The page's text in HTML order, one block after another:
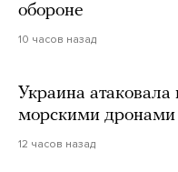
обороне
10 часов назад
Украина
морскими дронами
12 часов назад